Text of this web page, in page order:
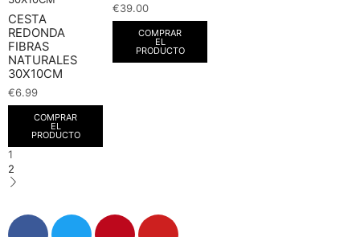
CESTA
REDONDA
FIBRAS
NATURALES
30X10CM
€6.99
COMPRAR
EL
PRODUCTO
€39.00
COMPRAR
EL
PRODUCTO
1
2